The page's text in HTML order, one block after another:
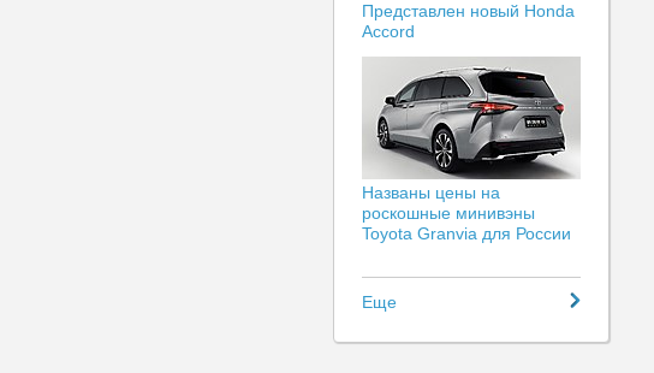
Представлен новый Honda
Accord
Названы цены на
роскошные минивэны
Toyota Granvia для России
Еще